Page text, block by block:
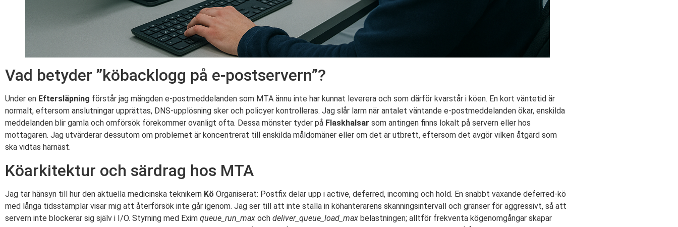
Vad betyder ”köbacklogg på e-postservern”?
Under en Eftersläpning förstår jag mängden e-postmeddelanden som MTA ännu inte har kunnat leverera och som därför kvarstår i köen. En kort väntetid är
normalt, eftersom anslutningar upprättas, DNS-upplösning sker och policyer kontrolleras. Jag slår larm när antalet väntande e-postmeddelanden ökar, enskilda
meddelanden blir gamla och omförsök förekommer ovanligt ofta. Dessa mönster tyder på Flaskhalsar som antingen finns lokalt på servern eller hos
mottagaren. Jag utvärderar dessutom om problemet är koncentrerat till enskilda måldomäner eller om det är utbrett, eftersom det avgör vilken åtgärd som
ska vidtas härnäst.
Köarkitektur och särdrag hos MTA
Jag tar hänsyn till hur den aktuella medicinska teknikern Kö Organiserat: Postfix delar upp i active, deferred, incoming och hold. En snabbt växande deferred-kö
med långa tidsstämplar visar mig att återförsök inte går igenom. Jag ser till att inte ställa in köhanterarens skanningsintervall och gränser för aggressivt, så att
servern inte blockerar sig själv i I/O. Styrning med Exim queue_run_max och deliver_queue_load_max belastningen; alltför frekventa kögenomgångar skapar